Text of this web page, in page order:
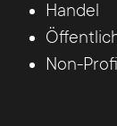
Handel
Non-